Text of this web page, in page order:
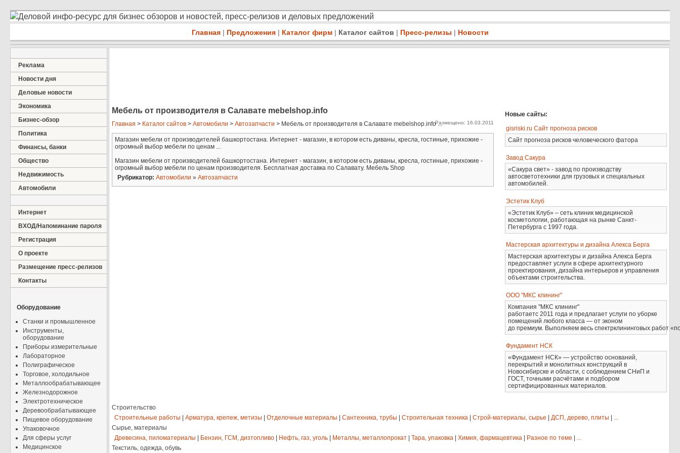
Деловой инфо-ресурс для бизнес обзоров и новостей, пресс-релизов и деловых предложений
Главная | Предложения | Каталог фирм | Каталог сайтов | Пресс-релизы | Новости
Реклама
Новости дня
Деловые новости
Экономика
Бизнес-обзор
Политика
Финансы, банки
Общество
Недвижимость
Автомобили
Интернет
ВХОД/Напоминание пароля
Регистрация
О проекте
Размещение пресс-релизов
Контакты
Оборудование
Станки и промышленное
Инструменты,
оборудование
Приборы измерительные
Лабораторное
Полиграфическое
Торговое, холодильное
Металлообрабатывающее
Железнодорожное
Электротехническое
Деревообрабатывающее
Пищевое оборудование
Упаковочное
Для сферы услуг
Медицинское
Мебель от производителя в Салавате mebelshop.info
Главная > Каталог сайтов > Автомобили > Автозапчасти > Мебель от производителя в Салавате mebelshop.info ...Размещено: 16.03.2011
Магазин мебели от производителей башкортостана. Интернет - магазин, в котором есть диваны, кресла, гостиные, прихожие -
огромный выбор мебели по ценам ...
Магазин мебели от производителей башкортостана. Интернет - магазин, в котором есть диваны, кресла, гостиные, прихожие -
огромный выбор мебели по ценам производителя. Бесплатная доставка по Салавату. Мебель Shop
Рубрикатор: Автомобили » Автозапчасти
Новые сайты:
gisriski.ru Сайт прогноза рисков
Сайт прогноза рисков человеческого фатора
Завод Сакура
«Сакура свет» - завод по производству
автосветотехники для грузовых и специальных
автомобилей.
Эстетик Клуб
«Эстетик Клуб» – сеть клиник медицинской
косметологии, работающая на рынке Санкт-
Петербурга с 1997 года.
Мастерская архитектуры и дизайна Алекса Берга
Мастерская архитектуры и дизайна Алекса Берга
предоставляет услуги в сфере архитектурного
проектирования, дизайна интерьеров и управления
объектами строительства.
ООО "МКС клининг"
Компания "МКС клининг"
работаетс 2011 года и предлагает услуги по уборке
помещений любого класса — от эконом
до премиум. Выполняем весь спектрклининговых работ
Фундамент НСК
«Фундамент НСК» — устройство оснований,
перекрытий и монолитных конструкций в
Новосибирске и области, с соблюдением СНиП и
ГОСТ, точными расчётами и подбором
сертифицированных материалов.
Строительство
Строительные работы
Арматура, крепеж, метизы Отделочные материалы Сантехника, трубы Строительная техника Строй-материалы, сырье ДСП, дерево, плиты
...
Сырье, материалы
Древесина, пиломатериалы
Бензин, ГСМ, дизтопливо Нефть, газ, уголь Металлы, металлопрокат Тара, упаковка Химия, фармацевтика Разное по теме
...
Текстиль, одежда, обувь